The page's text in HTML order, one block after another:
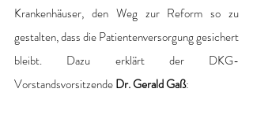
Krankenhäuser, den Weg zur Reform so zu
gestalten, dass die Patientenversorgung gesichert
bleibt. Dazu erklärt der DKG-
Vorstandsvorsitzende Dr. Gerald Gaß: